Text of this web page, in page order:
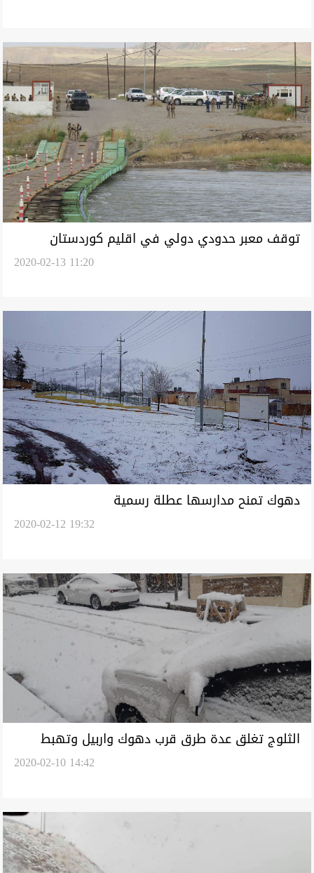
توقف معبر حدودي دولي في اقليم كوردستان
2020-02-13 11:20
دهوك تمنح مدارسها عطلة رسمية
2020-02-12 19:32
الثلوج تغلق عدة طرق قرب دهوك واربيل وتهبط
2020-02-10 14:42